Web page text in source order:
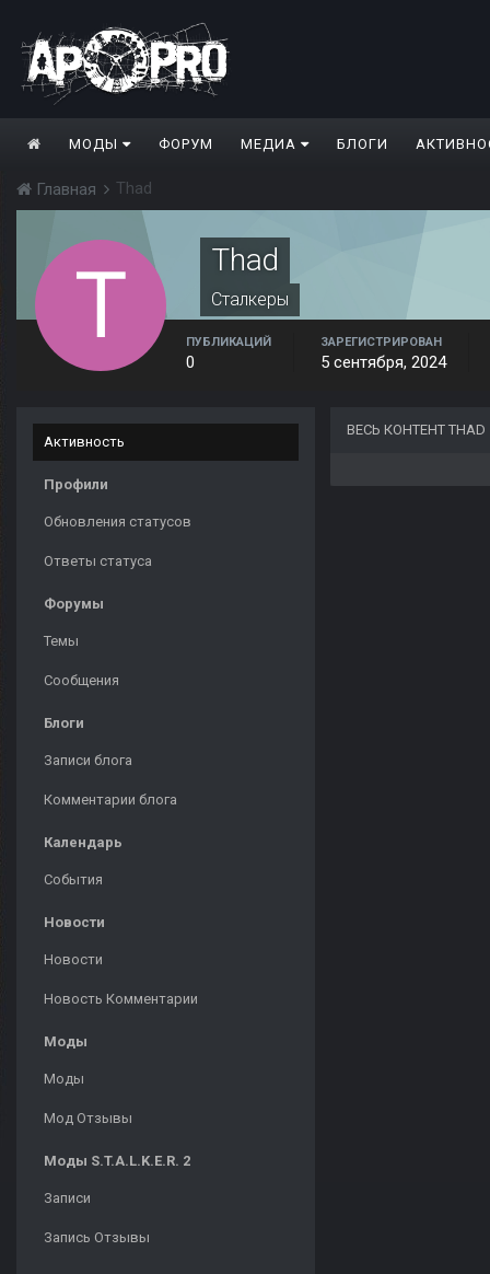
МОДЫ ФОРУМ МЕДИА БЛОГИ
Главная Thad
Thad
Сталкеры
ПУБЛИКАЦИЙ
0
ЗАРЕГИСТРИРОВАН
5 сентября, 2024
Активность
Профили
Обновления статусов
Ответы статуса
Форумы
Темы
Сообщения
Блоги
Записи блога
Комментарии блога
Календарь
События
Новости
Новости
Новость Комментарии
Моды
Моды
Мод Отзывы
Моды S.T.A.L.K.E.R. 2
Записи
Запись Отзывы
ВЕСЬ КОНТЕНТ THAD